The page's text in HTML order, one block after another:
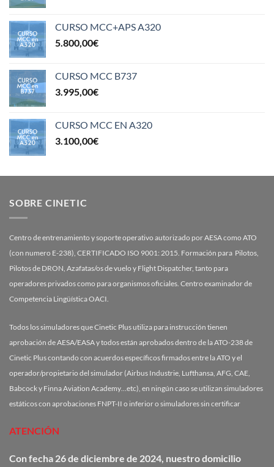
CURSO MCC+APS A320
5.800,00€
CURSO MCC B737
3.995,00€
CURSO MCC EN A320
3.100,00€
SOBRE CINETIC
Centro de entrenamiento y soporte operativo autorizado por AESA como ATO
(con numero E-238), CERTIFICADO ISO 9001: 2015. Formación para Pilotos,
Pilotos de DRON, Azafatas/os de vuelo y Flight Dispatcher, tanto para
operadores privados como para organismos oficiales. Centro examinador de
Competencia Lingüística OACI.
Todos los simuladores que Cinetic Plus utiliza para instrucción tienen
aprobación de AESA/EASA y todos están aprobados dentro de la ATO-238 de
Cinetic Plus contando con acuerdos específicos firmados entre la ATO y el
operador/propietario del simulador (Airbus Industrie, Lufthansa, AFG, CAE,
Babcock y Finna Aviation Academy…etc), en ningún caso se utilizan simuladores
estáticos con aprobaciones FNPT-II o inferior o simuladores sin certificar
ATENCIÓN
Con fecha 26 de diciembre de 2024, nuestro domicilio